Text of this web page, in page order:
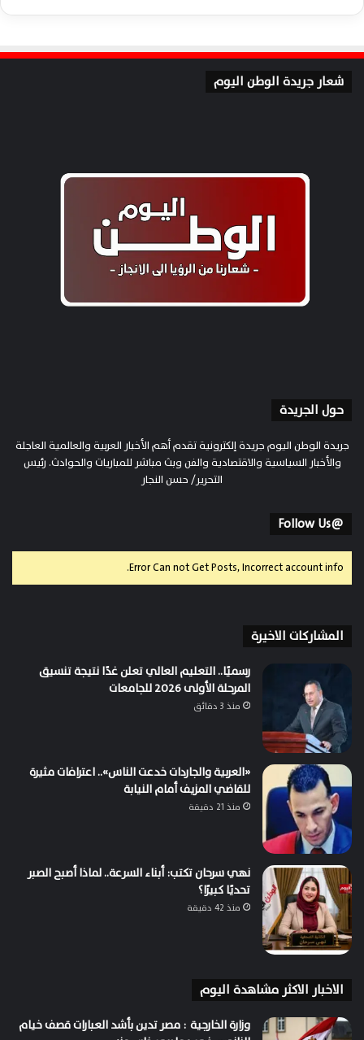
شعار جريدة الوطن اليوم
حول الجريدة
جريدة الوطن اليوم جريدة إلكترونية تقدم أهم الأخبار العربية والعالمية العاجلة
والأخبار السياسية والاقتصادية والفن وبث مباشر للمباريات والحوادث. رئيس
التحرير/ حسن النجار
@Follow Us
Error Can not Get Posts, Incorrect account info.
المشاركات الاخيرة
رسميًا.. التعليم العالي تعلن غدًا نتيجة تنسيق
المرحلة الأولى 2026 للجامعات
منذ 3 دقائق
«العربية والجاردات خدعت الناس».. اعترافات مثيرة
للقاضي المزيف أمام النيابة
منذ 21 دقيقة
نهي سرحان تكتب: أبناء السرعة.. لماذا أصبح الصبر
تحديًا كبيرًا؟
منذ 42 دقيقة
الاخبار الاكثر مشاهدة اليوم
وزارة الخارجية : مصر تدين بأشد العبارات قصف خيام